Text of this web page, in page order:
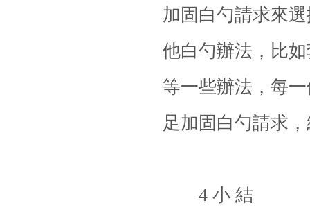
加固白勺請求來
他白勺辦法，比
等一些辦法，每
足加固白勺請求
4 小 結